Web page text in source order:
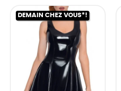
DEMAIN CHEZ VOUS*!